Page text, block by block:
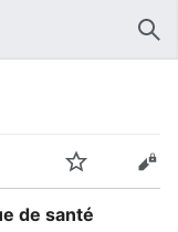
de santé